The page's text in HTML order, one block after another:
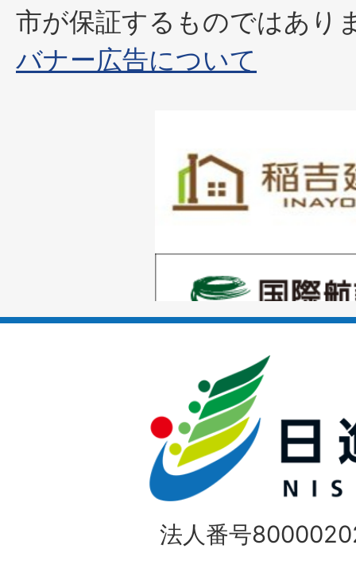
市が保証するものではあり
バナー広告について
枚
目
ラ
枚
ス
ラ
イ
ド
1
枚
目
の
法人番号